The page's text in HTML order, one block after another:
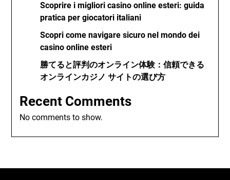
Scoprire i migliori casino online esteri: guida
pratica per giocatori italiani
Scopri come navigare sicuro nel mondo dei
casino online esteri
勝てると評判のオンライン体験：信頼できる
オンラインカジノ サイトの選び方
Recent Comments
No comments to show.